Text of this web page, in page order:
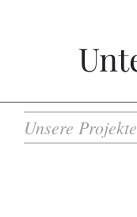
Unsere Projekte